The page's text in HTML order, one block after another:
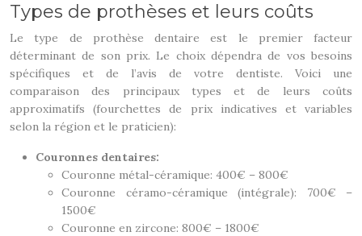
Types de prothèses et leurs coûts
Le type de prothèse dentaire est le premier facteur
déterminant de son prix. Le choix dépendra de vos besoins
spécifiques et de l’avis de votre dentiste. Voici une
comparaison des principaux types et de leurs coûts
approximatifs (fourchettes de prix indicatives et variables
selon la région et le praticien):
Couronnes dentaires:
Couronne métal-céramique: 400€ – 800€
Couronne céramo-céramique (intégrale): 700€ –
1500€
Couronne en zircone: 800€ – 1800€